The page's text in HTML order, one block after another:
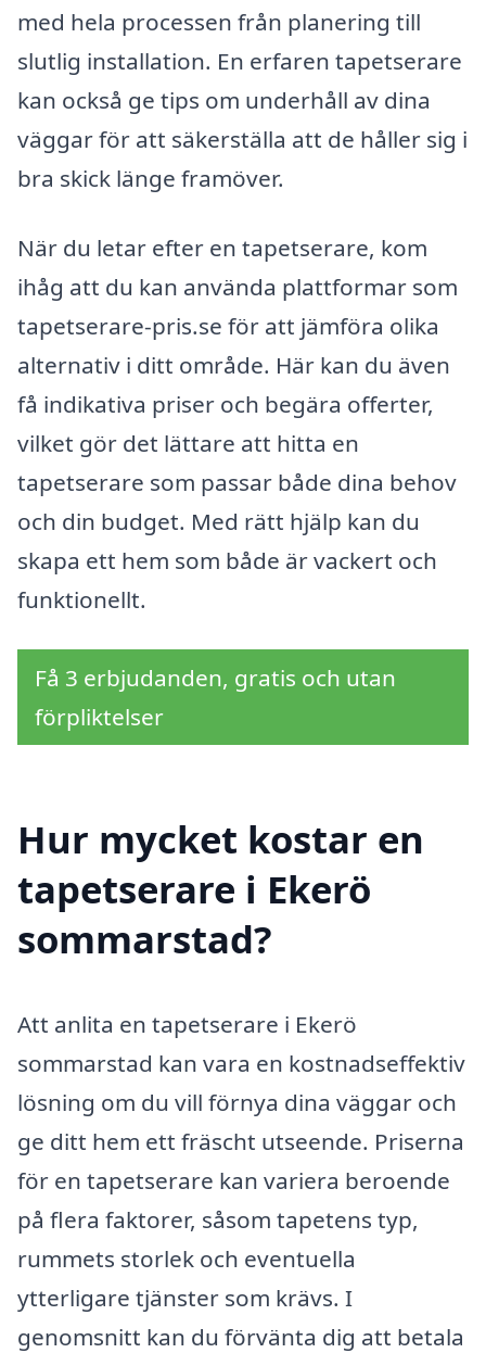
med hela processen från planering till
slutlig installation. En erfaren tapetserare
kan också ge tips om underhåll av dina
väggar för att säkerställa att de håller sig i
bra skick länge framöver.
När du letar efter en tapetserare, kom
ihåg att du kan använda plattformar som
tapetserare-pris.se för att jämföra olika
alternativ i ditt område. Här kan du även
få indikativa priser och begära offerter,
vilket gör det lättare att hitta en
tapetserare som passar både dina behov
och din budget. Med rätt hjälp kan du
skapa ett hem som både är vackert och
funktionellt.
Få 3 erbjudanden, gratis och utan
förpliktelser
Hur mycket kostar en
tapetserare i Ekerö
sommarstad?
Att anlita en tapetserare i Ekerö
sommarstad kan vara en kostnadseffektiv
lösning om du vill förnya dina väggar och
ge ditt hem ett fräscht utseende. Priserna
för en tapetserare kan variera beroende
på flera faktorer, såsom tapetens typ,
rummets storlek och eventuella
ytterligare tjänster som krävs. I
genomsnitt kan du förvänta dig att betala